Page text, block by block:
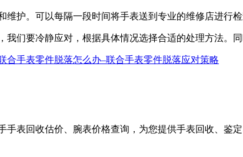
维护。可以每隔一段时间将手表送到专业的维修店进行
我们要冷静应对，根据具体情况选择合适的处理方法。
合手表零件脱落怎么办–联合手表零件脱落应对策略
手表回收估价、腕表价格查询，为您提供手表回收、鉴